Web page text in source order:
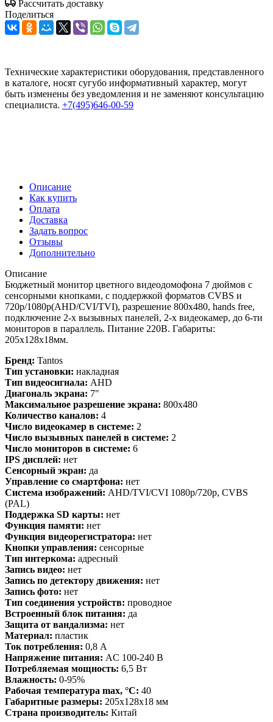
Рассчитать доставку
Поделиться
Технические характеристики оборудования, представленного
в каталоге, носят сугубо информативный характер, могут
быть изменены без уведомления и не заменяют консультацию
специалиста. +7(495)646-00-59
Описание
Как купить
Оплата
Доставка
Задать вопрос
Отзывы
Дополнительно
Описание
Бюджетный монитор цветного видеодомофона 7 дюймов с
сенсорными кнопками, с поддержкой форматов CVBS и
720p/1080p(AHD/CVI/TVI), разрешение 800х480, hands free,
подключение 2-х вызывных панелей, 2-х видеокамер, до 6-ти
мониторов в параллель. Питание 220В. Габариты:
205х128х18мм.
Бренд: Tantos
Тип установки: накладная
Тип видеосигнала: AHD
Диагональ экрана: 7"
Максимальное разрешение экрана: 800x480
Количество каналов: 4
Число видеокамер в системе: 2
Число вызывных панелей в системе: 2
Число мониторов в системе: 6
IPS дисплей: нет
Сенсорный экран: да
Управление со смартфона: нет
Система изображений: AHD/TVI/CVI 1080p/720p, CVBS
(PAL)
Поддержка SD карты: нет
Функция памяти: нет
Функция видеорегистратора: нет
Кнопки управления: сенсорные
Тип интеркома: адресный
Запись видео: нет
Запись по детектору движения: нет
Запись фото: нет
Тип соединения устройств: проводное
Встроенный блок питания: да
Защита от вандализма: нет
Материал: пластик
Ток потребления: 0,8 А
Напряжение питания: AC 100-240 В
Потребляемая мощность: 6,5 Вт
Влажность: 0-95%
Рабочая температура max, °С: 40
Габаритные размеры: 205х128х18 мм
Страна производитель: Китай